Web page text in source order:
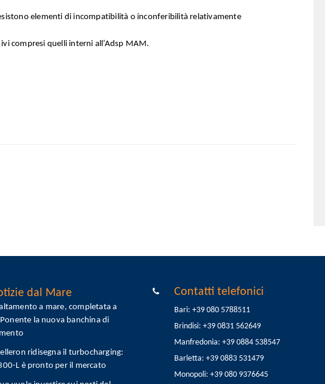
elementi di incompatibilità o inconferibilità relativamente
compresi quelli interni all’Adsp MAM.
dal Mare
a mare, completata a
la nuova banchina di
ridisegna il turbocharging:
L è pronto per il mercato
Contatti telefonici
Bari: +39 080 5788511
Brindisi: +39 0831 562649
Manfredonia: +39 0884 538547
Barletta: +39 0883 531479
Monopoli: +39 080 9376645